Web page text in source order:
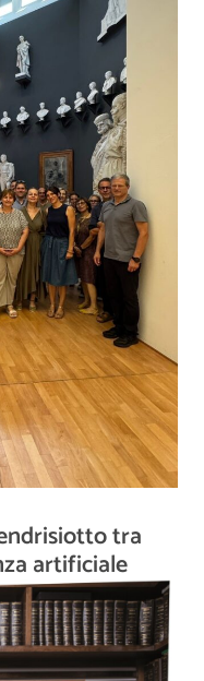
tra
artificiale